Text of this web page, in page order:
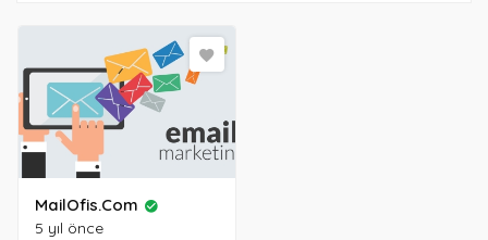
MailOfis.com
5 yıl önce